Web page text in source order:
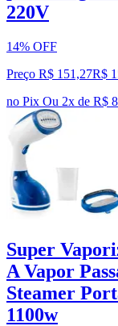
220V
14% OFF
Preço R$ 151,27R$
no Pix Ou 2x de R$
Super
A Vapor
Steamer
1100w